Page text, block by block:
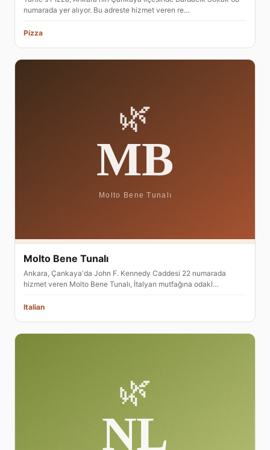
numarada yer alıyor. Bu adreste hizmet veren re…
Pizza
Molto Bene Tunalı
Ankara, Çankaya'da John F. Kennedy Caddesi 22 numarada
hizmet veren Molto Bene Tunalı, İtalyan mutfağına odakl…
Italian